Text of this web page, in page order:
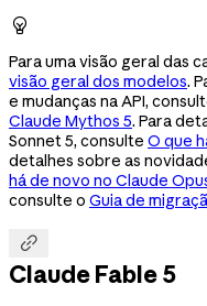

Para uma visão geral das
visão geral dos modelos.
e mudanças na API,
Claude Mythos 5. Para
Sonnet 5, consulte O que
detalhes sobre as
há de novo no Claude
consulte o Guia de

Claude Fable 5